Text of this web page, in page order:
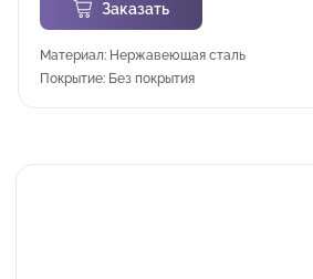
Заказать
Материал: Нержавеющая сталь
Покрытие: Без покрытия